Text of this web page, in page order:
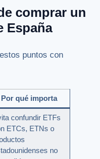
comprar un
España
puntos con
Por qué importa
confundir ETFs
ETCs, ETNs o
no